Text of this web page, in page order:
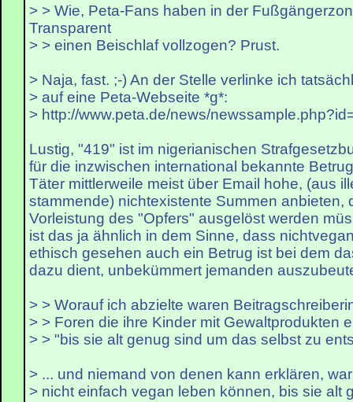
> > Wie, Peta-Fans haben in der
Transparent
> > einen Beischlaf vollzogen? Prust.
> Naja, fast. ;-) An der Stelle verlinke ich
> auf eine Peta-Webseite *g*:
> http://www.peta.de/news/
Lustig, "419" ist im nigerianischen
für die inzwischen international bekannte
Täter mittlerweile meist über Email hohe, (aus
stammende) nichtexistente Summen anbieten,
Vorleistung des "Opfers" ausgelöst werden
ist das ja ähnlich in dem Sinne, dass
ethisch gesehen auch ein Betrug ist bei dem
dazu dient, unbekümmert jemanden
> > Worauf ich abzielte waren
> > Foren die ihre Kinder mit Gewaltprodukten
> > "bis sie alt genug sind um das selbst zu
> ... und niemand von denen kann erklären,
> nicht einfach vegan leben können, bis sie alt